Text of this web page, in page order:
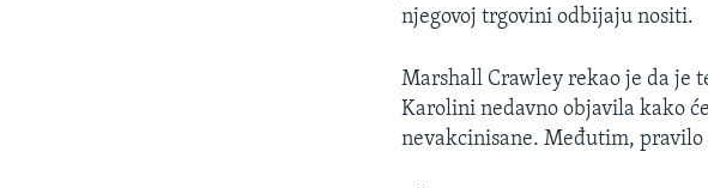
njegovoj trgovini odbijaju nositi.
Marshall Crawley rekao je da je
Karolini nedavno objavila kako
nevakcinisane. Međutim,